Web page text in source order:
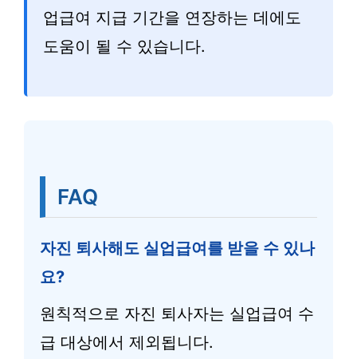
업급여 지급 기간을 연장하는 데에도
도움이 될 수 있습니다.
FAQ
자진 퇴사해도 실업급여를 받을 수 있나
요?
원칙적으로 자진 퇴사자는 실업급여 수
급 대상에서 제외됩니다.